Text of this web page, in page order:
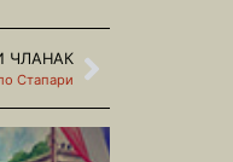
ЧЛАНАК
Стапари